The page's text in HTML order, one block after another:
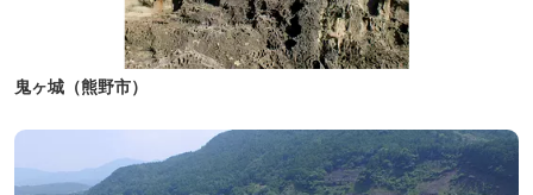
鬼ヶ城（熊野市）